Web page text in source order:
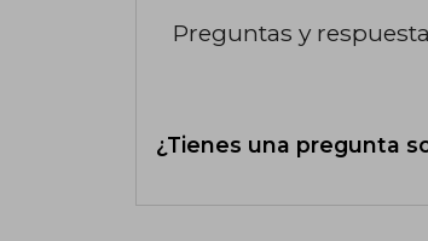
Preguntas y
¿Tienes una pregunta